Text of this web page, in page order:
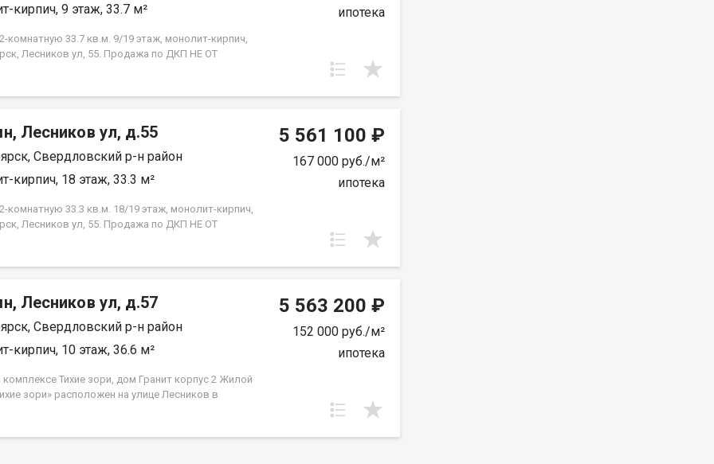
кирпич, 9 этаж, 33.7 м²
комнатную 33.7 кв.м. 9/19 этаж, монолит-кирпич,
Лесников ул, 55. Продажа по ДКП НЕ ОТ
ипотека
Лесников ул, д.55
Свердловский р-н район
кирпич, 18 этаж, 33.3 м²
комнатную 33.3 кв.м. 18/19 этаж, монолит-кирпич,
Лесников ул, 55. Продажа по ДКП НЕ ОТ
5 561 100 ₽
167 000 руб./м²
ипотека
Лесников ул, д.57
Свердловский р-н район
кирпич, 10 этаж, 36.6 м²
Тихие зори, дом Гранит корпус 2 Жилой
зори» расположен на улице Лесников в
состоит из двух 19-этажных корпусов и двух
5 563 200 ₽
152 000 руб./м²
ипотека